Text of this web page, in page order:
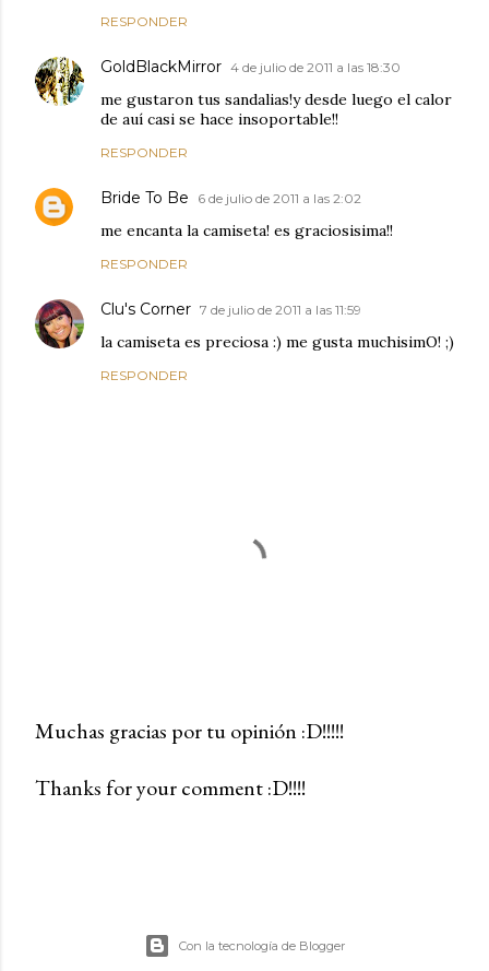
RESPONDER
GoldBlackMirror 4 de julio de 2011 a las 18:30
me gustaron tus sandalias!y desde luego el calor
de auí casi se hace insoportable!!
RESPONDER
Bride To Be 6 de julio de 2011 a las 2:02
me encanta la camiseta! es graciosisima!!
RESPONDER
Clu's Corner 7 de julio de 2011 a las 11:59
la camiseta es preciosa :) me gusta muchisimO! ;)
RESPONDER
u
Muchas gracias por tu opinión :D!!!!!
Thanks for your comment :D!!!!
Con la tecnología de Blogger